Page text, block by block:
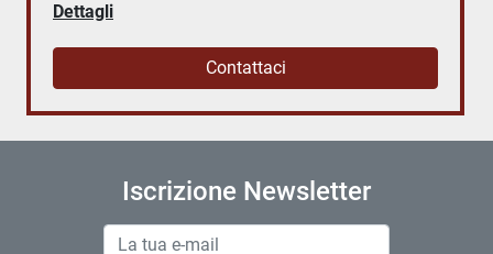
Dettagli
Contattaci
Iscrizione Newsletter